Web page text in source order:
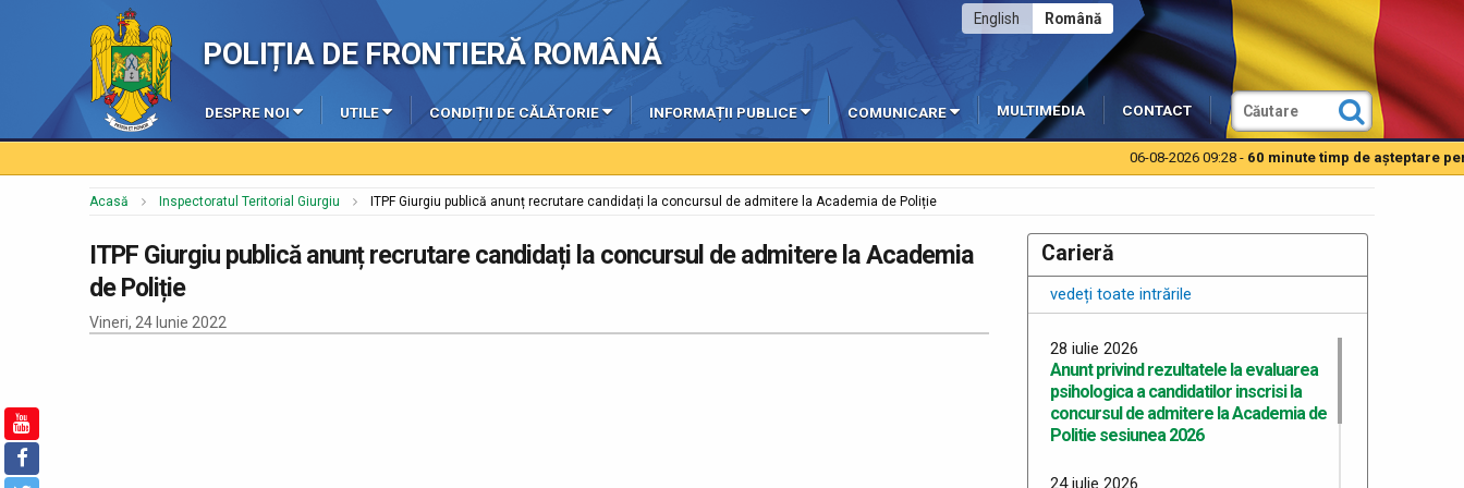
POLIȚIA DE FRONTIERĂ ROMÂNĂ
Română
English
DESPRE NOI UTILE CONDIȚII DE CĂLĂTORIE INFORMAȚII PUBLICE COMUNICARE MULTIMEDIA CONTACT
06-08-2026 09:28 -60 minute timp de aşteptare
Acasă Inspectoratul Teritorial Giurgiu ITPF Giurgiu publică anunț recrutare candidați la concursul de admitere la Academia de Poliție
ITPF Giurgiu publică anunț recrutare candidați la concursul de admitere la Academia
de Poliție
Vineri, 24 Iunie 2022
Carieră
vedeți toate intrările
28 iulie 2026
Anunt privind rezultatele la evaluarea
psihologica a candidatilor inscrisi la
concursul de admitere la Academia de
Politie sesiunea 2026
24 iulie 2026